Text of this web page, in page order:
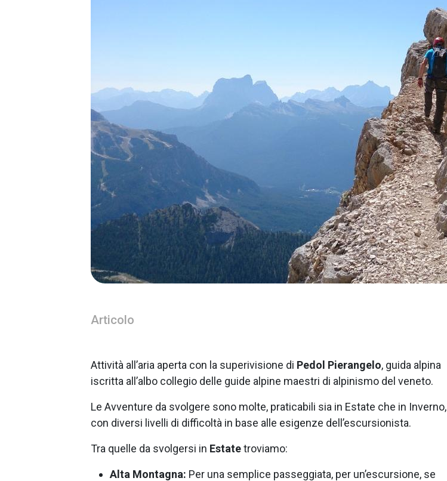
Articolo
Attività all’aria aperta con la superivisione di Pedol Pierangelo, guida alpina
iscritta all’albo collegio delle guide alpine maestri di alpinismo del veneto.
Le Avventure da svolgere sono molte, praticabili sia in Estate che in Inverno,
con diversi livelli di difficoltà in base alle esigenze dell’escursionista.
Tra quelle da svolgersi in Estatetroviamo:
Alta Montagna: Per una semplice passeggiata, per un’escursione, se